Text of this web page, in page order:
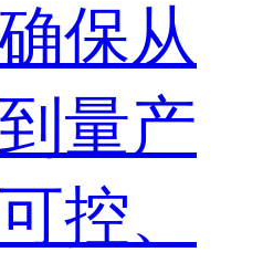
保从
量产
控、